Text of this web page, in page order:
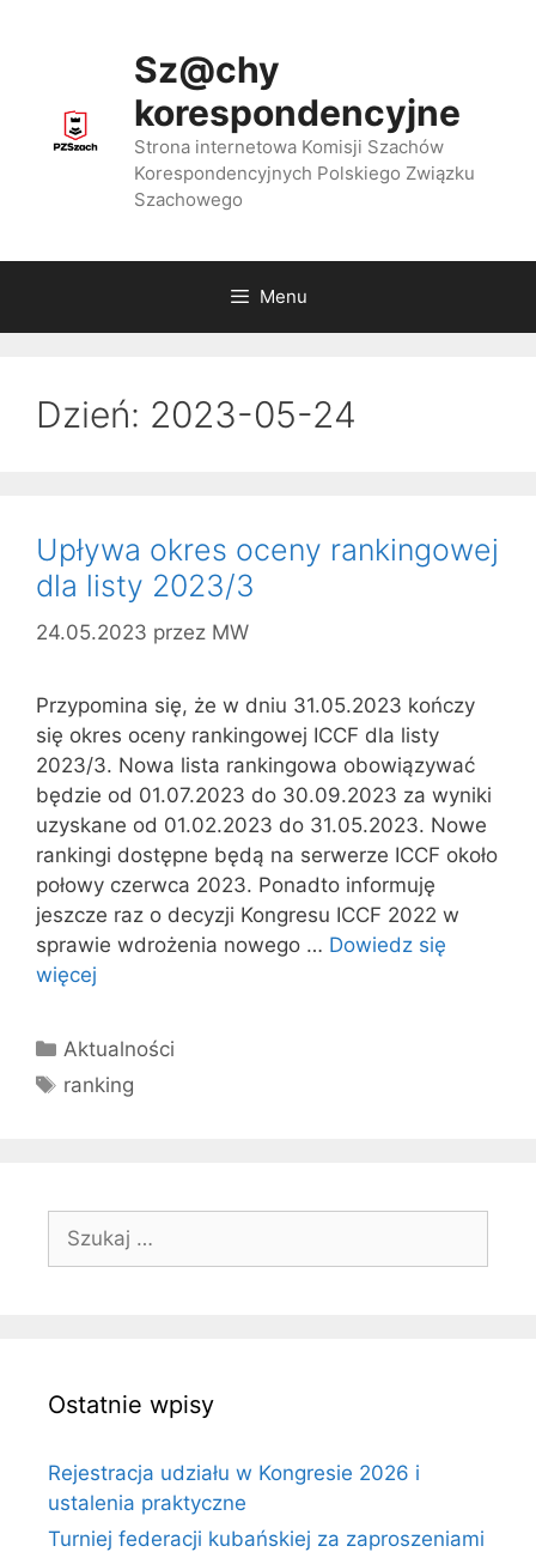
Sz@chy
korespondencyjne
Strona internetowa Komisji Szachów
Korespondencyjnych Polskiego Związku
Szachowego
Menu
Dzień: 2023-05-24
Upływa okres oceny rankingowej
dla listy 2023/3
24.05.2023 przez MW
Przypomina się, że w dniu 31.05.2023 kończy
się okres oceny rankingowej ICCF dla listy
2023/3. Nowa lista rankingowa obowiązywać
będzie od 01.07.2023 do 30.09.2023 za wyniki
uzyskane od 01.02.2023 do 31.05.2023. Nowe
rankingi dostępne będą na serwerze ICCF około
połowy czerwca 2023. Ponadto informuję
jeszcze raz o decyzji Kongresu ICCF 2022 w
sprawie wdrożenia nowego … Dowiedz się
więcej
Kategorie
Aktualności
Tagi
ranking
Ostatnie wpisy
Rejestracja udziału w Kongresie 2026 i
ustalenia praktyczne
Turniej federacji kubańskiej za zaproszeniami